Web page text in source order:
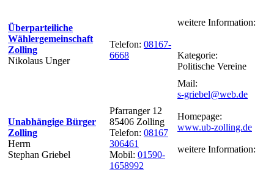
Überparteiliche
Wählergemeinschaft
Zolling
Nikolaus Unger
Telefon: 08167-
6668
weitere Information:
Kategorie:
Politische Vereine
Unabhängige Bürger
Zolling
Herrn
Stephan Griebel
Pfarranger 12
85406 Zolling
Telefon: 08167
306461
Mobil: 01590-
1658992
Mail:
s-griebel@web.de
Homepage:
www.ub-zolling.de
weitere Information: